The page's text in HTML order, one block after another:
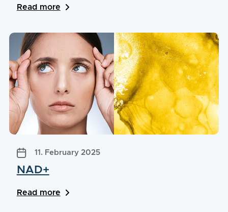
Read more
11. February 2025
NAD+
Read more